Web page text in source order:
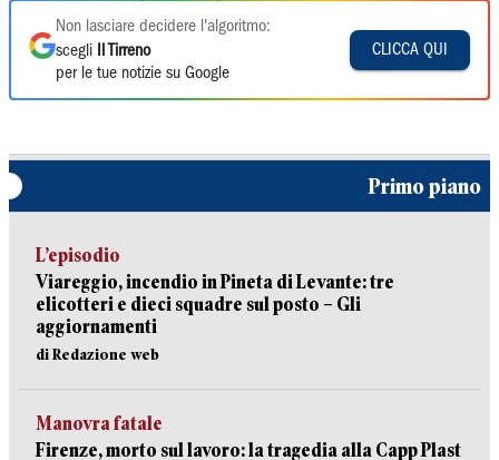
Non lasciare decidere l'algoritmo:
scegli
Il Tirreno
per le tue notizie su Google
CLICCA QUI
Primo piano
L’episodio
Viareggio, incendio in Pineta di Levante: tre
elicotteri e dieci squadre sul posto – Gli
aggiornamenti
di Redazione web
Manovra fatale
Firenze, morto sul lavoro: la tragedia alla Capp Plast